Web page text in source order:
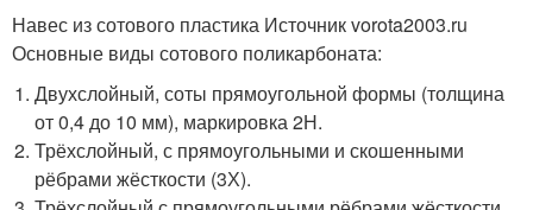
Навес из сотового пластика Источник vorota2003.ru
Основные виды сотового поликарбоната:
Двухслойный, соты прямоугольной формы (толщина
от 0,4 до 10 мм), маркировка 2Н.
Трёхслойный, с прямоугольными и скошенными
рёбрами жёсткости (3Х).